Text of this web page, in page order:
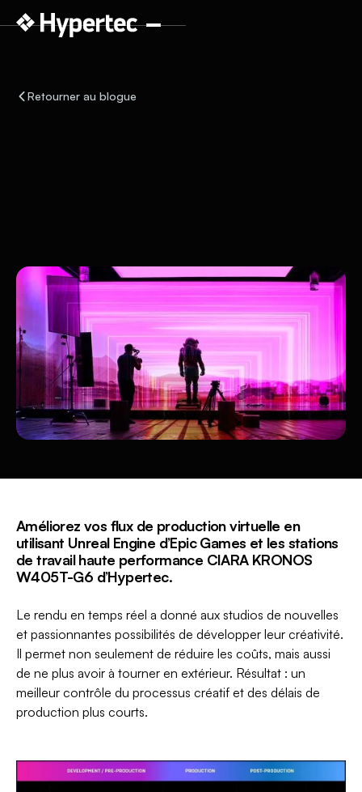
Retourner au blogue
Améliorez vos flux de production virtuelle en
utilisant Unreal Engine d’Epic Games et les stations
de travail haute performance CIARA KRONOS
W405T-G6 d’Hypertec.
Le rendu en temps réel a donné aux studios de nouvelles
et passionnantes possibilités de développer leur créativité.
Il permet non seulement de réduire les coûts, mais aussi
de ne plus avoir à tourner en extérieur. Résultat : un
meilleur contrôle du processus créatif et des délais de
production plus courts.